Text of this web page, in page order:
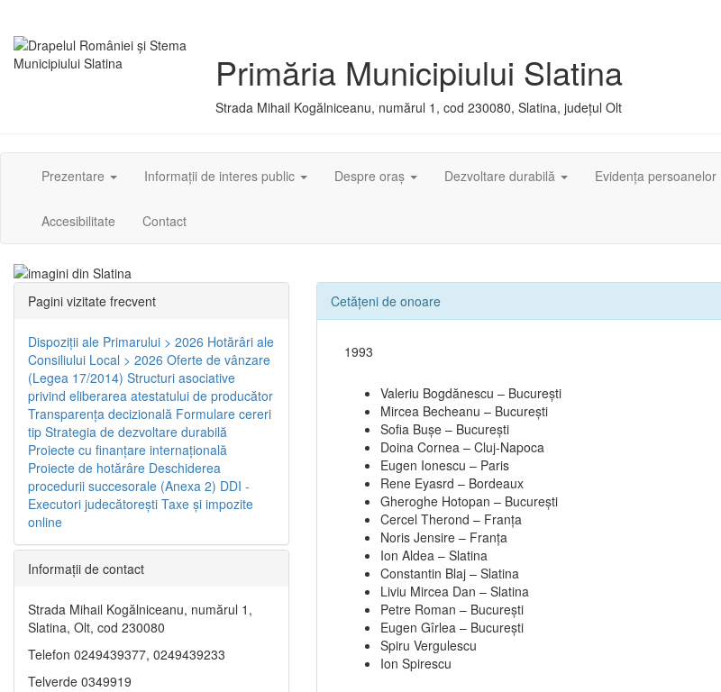
Primăria Municipiului Slatina
Strada Mihail Kogălniceanu, numărul 1, cod 230080, Slatina, județul Olt
Prezentare Informații de interes public Despre oraș Dezvoltare durabilă Evidența persoanelor
Accesibilitate Contact
Cetățeni de onoare
1993
Valeriu Bogdănescu – Bucureşti
Mircea Becheanu – Bucureşti
Sofia Buşe – Bucureşti
Doina Cornea – Cluj-Napoca
Eugen Ionescu – Paris
Rene Eyasrd – Bordeaux
Gheroghe Hotopan – Bucureşti
Cercel Therond – Franţa
Noris Jensire – Franţa
Ion Aldea – Slatina
Constantin Blaj – Slatina
Liviu Mircea Dan – Slatina
Petre Roman – Bucureşti
Eugen Gîrlea – Bucureşti
Spiru Vergulescu
Ion Spirescu
Pagini vizitate frecvent
Dispoziţii ale Primarului > 2026 Hotărâri ale
Consiliului Local > 2026 Oferte de vânzare
(Legea 17/2014) Structuri asociative
privind eliberarea atestatului de producător
Transparenţa decizională Formulare cereri
tip Strategia de dezvoltare durabilă
Proiecte cu finanţare internaţională
Proiecte de hotărâre Deschiderea
procedurii succesorale (Anexa 2) DDI -
Executori judecătorești Taxe şi impozite
online
Informaţii de contact
Strada Mihail Kogălniceanu, numărul 1,
Slatina, Olt, cod 230080
Telefon 0249439377, 0249439233
Telverde 0349919